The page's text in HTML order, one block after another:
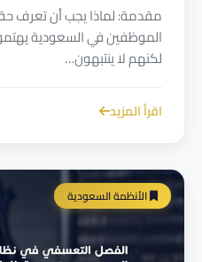
مقدمة: لماذا يجب أن تعرف
الموظفين في السعودية
لكنهم لا ينتبهون…
اقرأ المزيد
الأنظمة السعودية